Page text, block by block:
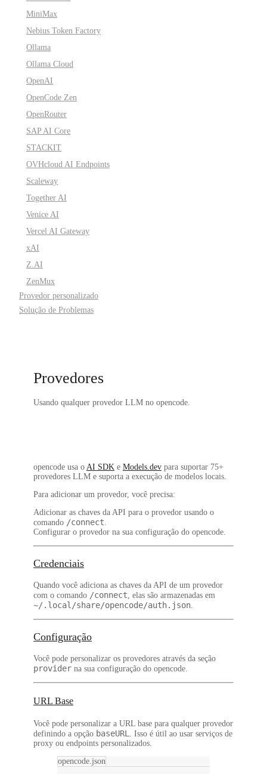
MiniMax
Nebius Token Factory
Ollama
Ollama Cloud
OpenAI
OpenCode Zen
OpenRouter
SAP AI Core
STACKIT
OVHcloud AI Endpoints
Scaleway
Together AI
Venice AI
Vercel AI Gateway
xAI
Z.AI
ZenMux
Provedor personalizado
Solução de Problemas
Provedores
Usando qualquer provedor LLM no opencode.
opencode usa o AI SDK e Models.dev para suportar 75+
provedores LLM e suporta a execução de modelos locais.
Para adicionar um provedor, você precisa:
Adicionar as chaves da API para o provedor usando o
comando /connect
Configurar o provedor na sua configuração do opencode.
Credenciais
Quando você adiciona as chaves da API de um provedor
com o comando /connect , elas são armazenadas em
~/.local/share/opencode/auth.json
Configuração
Você pode personalizar os provedores através da seção
provider na sua configuração do opencode.
URL Base
Você pode personalizar a URL base para qualquer provedor
definindo a opção baseURL. Isso é útil ao usar serviços de
proxy ou endpoints personalizados.
opencode.json